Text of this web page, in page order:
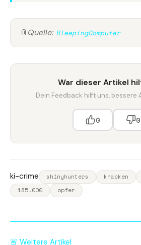
📎 Quelle: BleepingComputer
War dieser Artikel
Dein Feedback hilft uns, bessere
0 0
ki-crime shinyhunters knacken
185.000
opfer
🚨 Weitere Artikel